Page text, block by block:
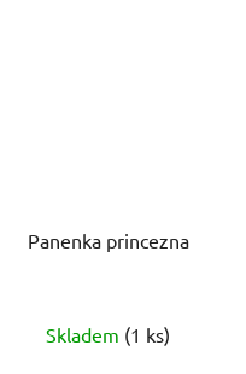
Panenka princezna
Skladem (1 ks)